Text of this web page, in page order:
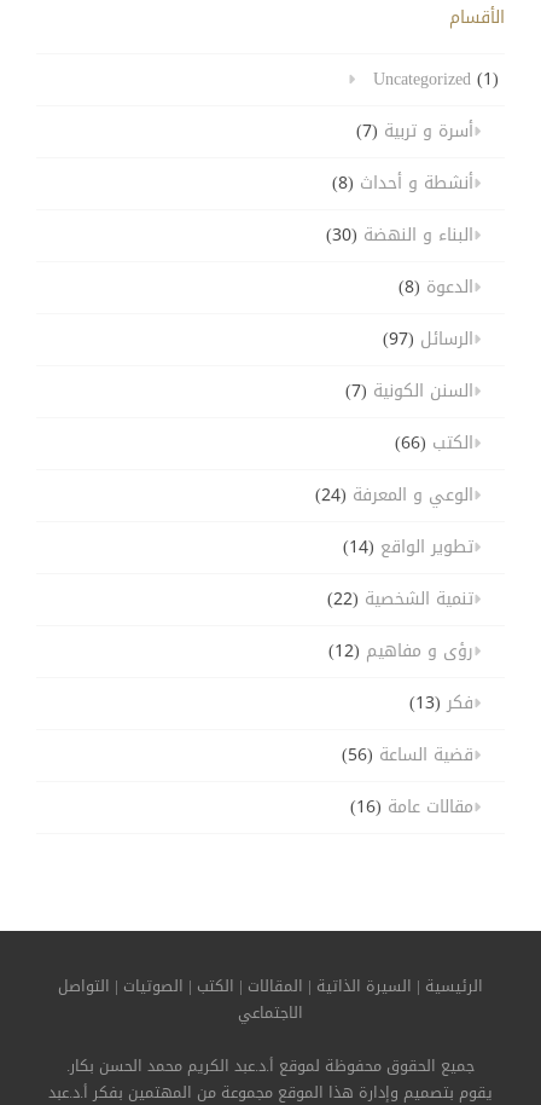
الأقسام
Uncategorized(1)
أسرة و تربية (7)
أنشطة و أحداث (8)
البناء و النهضة (30)
الدعوة (8)
الرسائل (97)
السنن الكونية (7)
الكتب (66)
الوعي و المعرفة (24)
تطوير الواقع (14)
تنمية الشخصية (22)
رؤى و مفاهيم (12)
فكر(13)
قضية الساعة (56)
مقالات عامة (16)
الرئيسية | السيرة الذاتية | المقالات | الكتب | الصوتيات | التواصل
الاجتماعي
جميع الحقوق محفوظة لموقع أ.د.عبد الكريم محمد الحسن بكار.
يقوم بتصميم وإدارة هذا الموقع مجموعة من المهتمين بفكر أ.د.عبد